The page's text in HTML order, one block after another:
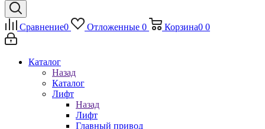
Сравнение0 Отложенные 0 Корзина0 0
Каталог
Назад
Каталог
Лифт
Назад
Лифт
Главный привод